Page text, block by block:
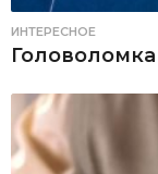
ИНТЕРЕСНОЕ